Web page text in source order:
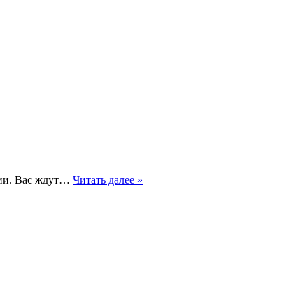
Вас ждут… Читать далее »